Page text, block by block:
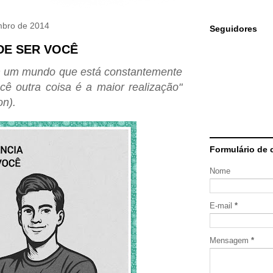
de 2014
SER VOCÊ
um mundo que está constantemente
ê outra coisaé a maiorrealização"
).
Seguidores
Formulário de
Nome
E-mail *
Mensagem *